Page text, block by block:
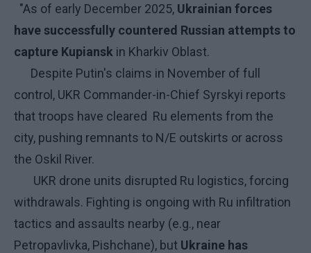
"As of early December 2025, Ukrainian forces
have successfully countered Russian attempts to
capture Kupiansk in Kharkiv Oblast.
Despite Putin's claims in November of full
control, UKR Commander-in-Chief Syrskyi reports
that troops have cleared Ru elements from the
city, pushing remnants to N/E outskirts or across
the Oskil River.
UKR drone units disrupted Ru logistics, forcing
withdrawals. Fighting is ongoing with Ru infiltration
tactics and assaults nearby (e.g., near
Petropavlivka, Pishchane), but Ukraine has